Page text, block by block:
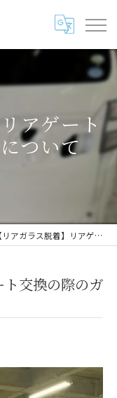
アゲート
ついて
リアガラス脱着】リアゲート交換の際のガラスについて
ト交換の際のガ